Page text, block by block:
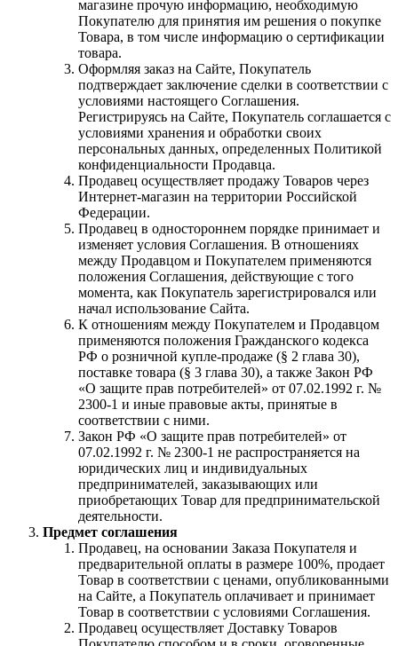
магазине прочую информацию, необходимую
Покупателю для принятия им решения о покупке
Товара, в том числе информацию о сертификации
товара.
Оформляя заказ на Сайте, Покупатель
подтверждает заключение сделки в соответствии с
условиями настоящего Соглашения.
Регистрируясь на Сайте, Покупатель соглашается с
условиями хранения и обработки своих
персональных данных, определенных Политикой
конфиденциальности Продавца.
Продавец осуществляет продажу Товаров через
Интернет-магазин на территории Российской
Федерации.
Продавец в одностороннем порядке принимает и
изменяет условия Соглашения. В отношениях
между Продавцом и Покупателем применяются
положения Соглашения, действующие с того
момента, как Покупатель зарегистрировался или
начал использование Сайта.
К отношениям между Покупателем и Продавцом
применяются положения Гражданского кодекса
РФ о розничной купле-продаже (§ 2 глава 30),
поставке товара (§ 3 глава 30), а также Закон РФ
«О защите прав потребителей» от 07.02.1992 г. №
2300-1 и иные правовые акты, принятые в
соответствии с ними.
Закон РФ «О защите прав потребителей» от
07.02.1992 г. № 2300-1 не распространяется на
юридических лиц и индивидуальных
предпринимателей, заказывающих или
приобретающих Товар для предпринимательской
деятельности.
Предмет соглашения
Продавец, на основании Заказа Покупателя и
предварительной оплаты в размере 100%, продает
Товар в соответствии с ценами, опубликованными
на Сайте, а Покупатель оплачивает и принимает
Товар в соответствии с условиями Соглашения.
Продавец осуществляет Доставку Товаров